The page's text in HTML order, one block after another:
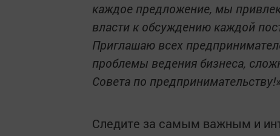
каждое предложение, мы
власти к обсуждению каждой
Приглашаю всех
проблемы ведения бизнеса,
Совета по
Следите за самым важным и